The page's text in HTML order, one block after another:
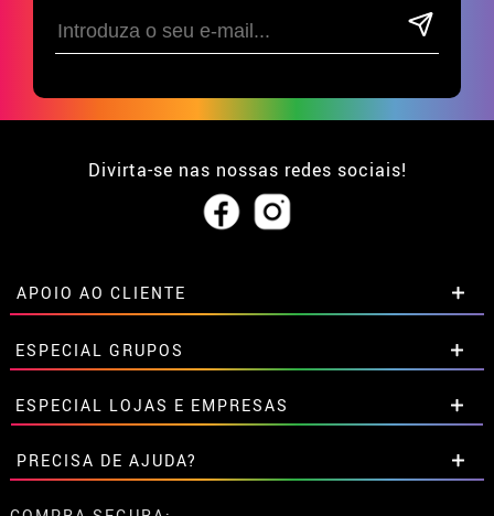
Divirta-se nas nossas redes sociais!
APOIO AO CLIENTE
• Sobre nós
• Condições de venda
• Aviso legal ePrivacidade
• Atendimento ao cliente
• Utilização de cookies
•Configuração de cookies
ESPECIAL GRUPOS
Descontos especiais para grupos.
Entre em contato connosco aqui
ESPECIAL LOJAS E EMPRESAS
Descontos especiais para grupos.
Entre em contato connosco aqui
PRECISA DE AJUDA?